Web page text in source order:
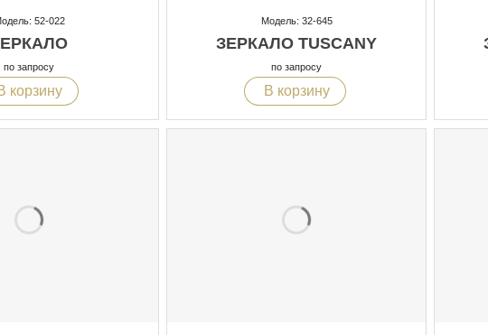
52-022
по запросу
корзину
Модель: 32-645
ЗЕРКАЛО TUSCANY
по запросу
В корзину